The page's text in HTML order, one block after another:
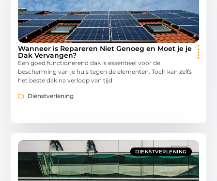
Wanneer is Repareren Niet Genoeg en Moet je je
Dak Vervangen?
Een goed functionerend dak is essentieel voor de
bescherming van je huis tegen de elementen. Toch kan zelfs
het beste dak na verloop van tijd
Dienstverlening
DIENSTVERLENING